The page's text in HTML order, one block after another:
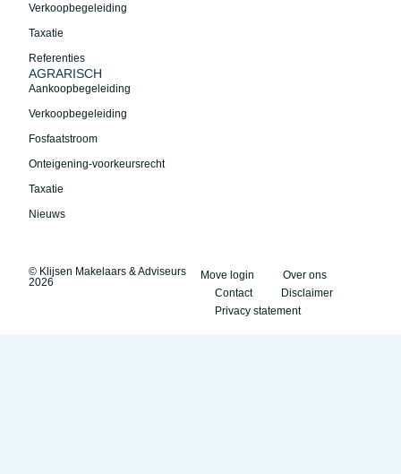
Verkoopbegeleiding
Taxatie
Referenties
AGRARISCH
Aankoopbegeleiding
Verkoopbegeleiding
Fosfaatstroom
Onteigening-voorkeursrecht
Taxatie
Nieuws
© Klijsen Makelaars & Adviseurs
2026
Move login
Over ons
Contact
Disclaimer
Privacy statement